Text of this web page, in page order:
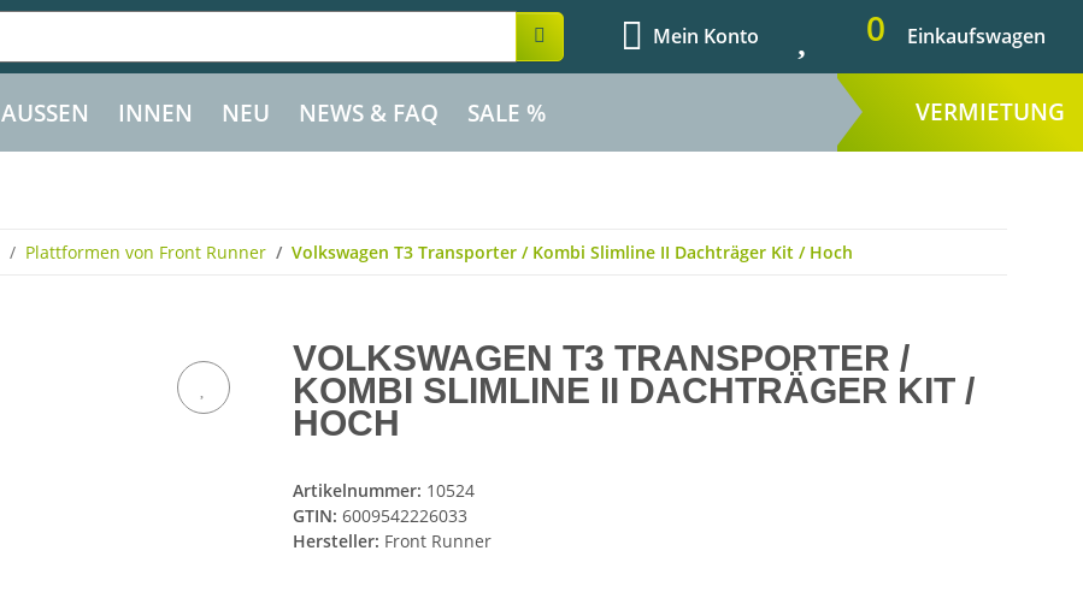
Mein Konto 0 Einkaufswagen
AUSSEN INNEN NEU NEWS & FAQ SALE % VERMIETUNG
Plattformen von Front Runner Volkswagen T3 Transporter / Kombi Slimline II Dachträger Kit / Hoch
VOLKSWAGEN T3 TRANSPORTER /
KOMBI SLIMLINE II DACHTRÄGER KIT /
HOCH
Artikelnummer: 10524
GTIN: 6009542226033
Hersteller: Front Runner